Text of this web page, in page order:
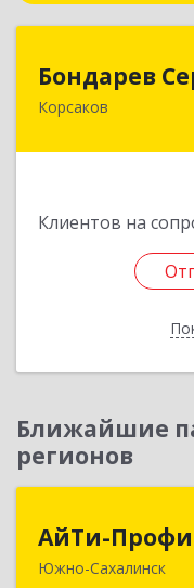
Бондарев
Корсаков
Клиентов на
Ближайшие
регионов
АйТи-Профи
Южно-Сахалинск
693023,